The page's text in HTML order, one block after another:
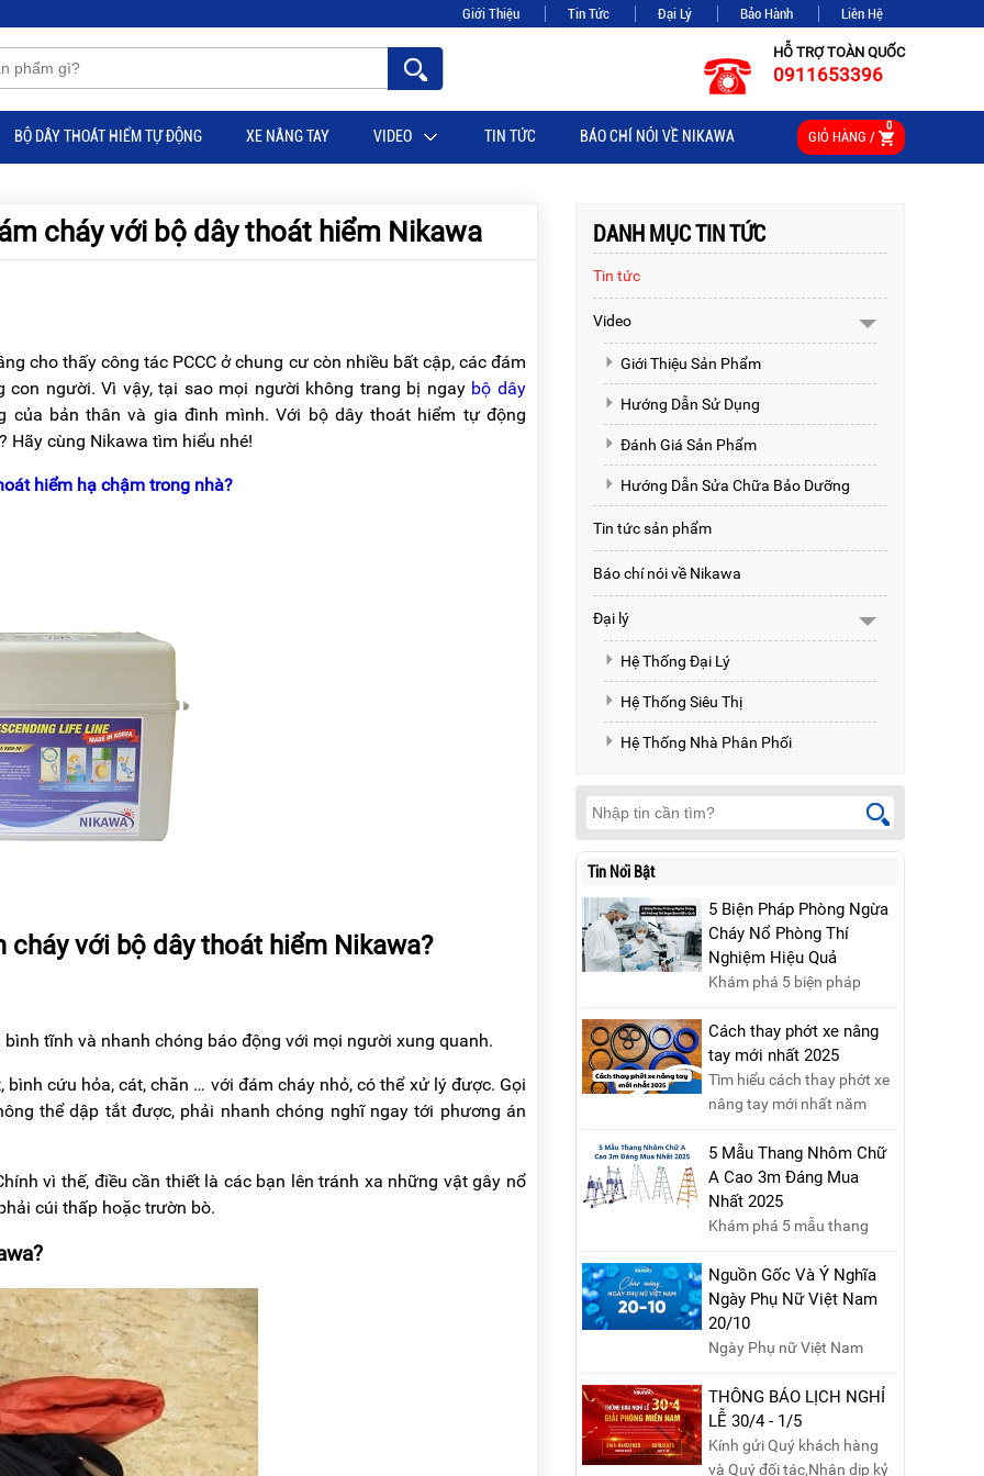
Giới Thiệu Tin Tức Đại Lý Bảo Hành Liên Hệ
HỖ TRỢ TOÀN QUỐC
0911653396
BỘ DÂY THOÁT HIỂM TỰ ĐỘNG XE NÂNG TAY VIDEO TIN TỨC BÁO CHÍ NÓI VỀ NIKAWA GIỎ HÀNG /
0
cháy với bộ dây thoát hiểm Nikawa
cho thấy công tác PCCC ở chung cư còn nhiều bất cập, các đám
người. Vì vậy, tại sao mọi người không trang bị ngay bộ dây
của bản thân và gia đình mình. Với bộ dây thoát hiểm tự động
Hãy cùng Nikawa tìm hiểu nhé!
hiểm hạ chậm trong nhà?
với bộ dây thoát hiểm Nikawa?
tĩnh và nhanh chóng báo động với mọi người xung quanh.
cứu hỏa, cát, chăn … với đám cháy nhỏ, có thể xử lý được. Gọi
thể dập tắt được, phải nhanh chóng nghĩ ngay tới phương án
vì thế, điều cần thiết là các bạn lên tránh xa những vật gây nổ
cúi thấp hoặc trườn bò.
DANH MỤC TIN TỨC
Tin tức
Video
Giới Thiệu Sản Phẩm
Hướng Dẫn Sử Dụng
Đánh Giá Sản Phẩm
Hướng Dẫn Sửa Chữa Bảo Dưỡng
Tin tức sản phẩm
Báo chí nói về Nikawa
Đại lý
Hệ Thống Đại Lý
Hệ Thống Siêu Thị
Hệ Thống Nhà Phân Phối
Tin Nổi Bật
5 Biện Pháp Phòng Ngừa
Cháy Nổ Phòng Thí
Nghiệm Hiệu Quả
Khám phá 5 biện pháp
phòng ngừa cháy nổ phòng
thí nghiệm hiệu quả, giúp
bảo đảm an toàn cho nhân
viên, thiết bị và tài sản,
giảm thiểu nguy cơ cháy nổ
phòng thí nghiệm.
Cách thay phớt xe nâng
tay mới nhất 2025
Tìm hiểu cách thay phớt xe
nâng tay mới nhất năm
2025 với hướng dẫn chi tiết.
Đọc ngay để nắm vững quy
trình thay phớt đúng cách,
giúp xe nâng hoạt động
hiệu quả và bền lâu!
5 Mẫu Thang Nhôm Chữ
A Cao 3m Đáng Mua
Nhất 2025
Khám phá 5 mẫu thang
nhôm chữ A cao 3m đáng
mua nhất năm 2025. Đánh
giá chất lượng, độ an toàn
và giá bán để chọn sản
phẩm phù hợp!
Nguồn Gốc Và Ý Nghĩa
Ngày Phụ Nữ Việt Nam
20/10
Ngày Phụ nữ Việt Nam
20/10 là dịp đặc biệt để tôn
vinh những cống hiến và hy
sinh của phụ nữ trong gia
đình và xã hội. Khởi nguồn
từ sự ra đời của Hội Phụ nữ
THÔNG BÁO LỊCH NGHỈ
LỄ 30/4 - 1/5
Kính gửi Quý khách hàng
và Quý đối tác,Nhân dịp kỷ